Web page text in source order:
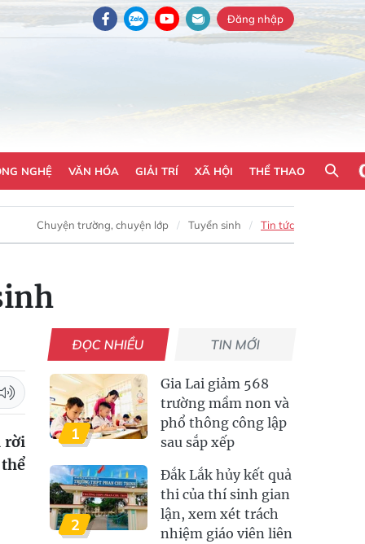
Đăng nhập
NGHỆ VĂN HÓA GIẢI TRÍ XÃ HỘI THỂ THAO
Chuyện trường, chuyện lớp Tuyển sinh Tin tức
rời
ĐỌC NHIỀU TIN MỚI
1
Gia Lai giảm 568
trường mầm non và
phổ thông công lập
sau sắp xếp
2
Đắk Lắk hủy kết quả
thi của thí sinh gian
lận, xem xét trách
nhiệm giáo viên liên